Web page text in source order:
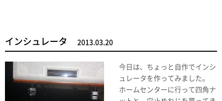
インシュレータ 2013.03.20
今日は、ちょっと自作でインシ
ュレータを作ってみました。
ホームセンターに行って四角ナ